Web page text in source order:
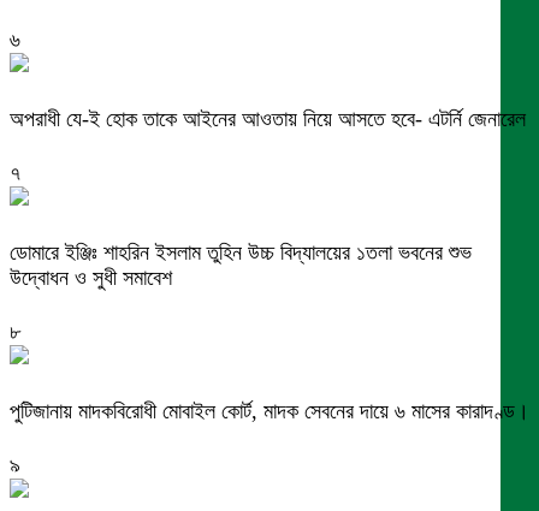
৬
অপরাধী যে-ই হোক তাকে আইনের আওতায় নিয়ে আসতে হবে- এটর্নি জেনারেল
৭
ডোমারে ইঞ্জিঃ শাহরিন ইসলাম তুহিন উচ্চ বিদ্যালয়ের ১তলা ভবনের শুভ
উদ্বোধন ও সুধী সমাবেশ
৮
পুটিজানায় মাদকবিরোধী মোবাইল কোর্ট, মাদক সেবনের দায়ে ৬ মাসের কারাদণ্ড।
৯